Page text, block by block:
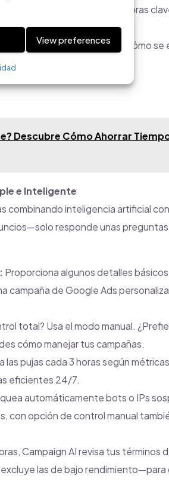
View preferences
es fácil perder dinero en palabras
clic.
claras para ver cómo se
Descubre Cómo Ahorrar
e Inteligente
combinando inteligencia artificial
responde unas
Proporciona algunos detalles
campaña de Google Ads
total? Usa el modo manual.
cómo manejar tus campañas.
las pujas cada 3 horas según
eficientes 24/7.
automáticamente bots o IPs
con opción de control manual
Campaign AI revisa tus términos
las de bajo rendimiento—para